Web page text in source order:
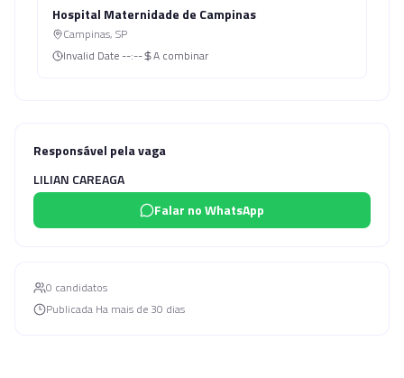
Hospital Maternidade de Campinas
Campinas, SP
Invalid Date --:-- A combinar
Responsável pela vaga
LILIAN CAREAGA
Falar no WhatsApp
0 candidatos
Publicada Ha mais de 30 dias